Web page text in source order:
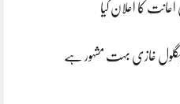
کا اعلان کیا